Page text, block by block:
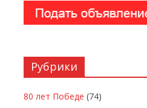
Рубрики
80 лет Победе (74)